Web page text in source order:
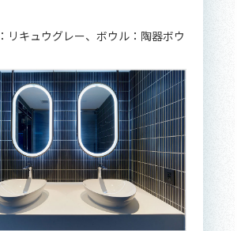
リキュウグレー、ボウル：陶器ボウ